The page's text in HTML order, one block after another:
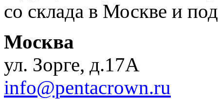
со склада в Москве и под
Москва
ул. Зорге, д.17А
info@pentacrown.ru